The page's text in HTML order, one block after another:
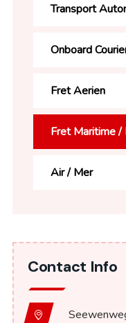
Transport
Onboard
Fret Aerien
Fret Maritime /
Air / Mer
Contact Info